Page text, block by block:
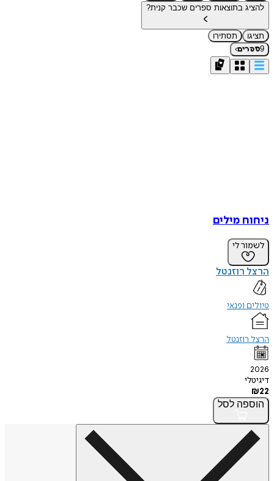
להציג בתוצאות ספרים שכבר קנית?
תציגו
תסתירו
9ספרים›
ניחוח מילים
לשמור לי
הרצל רוזנטל
טיולים ופנאי
הרצל רוזנטל
2026
דיגיטלי
₪22
הוספה לסל